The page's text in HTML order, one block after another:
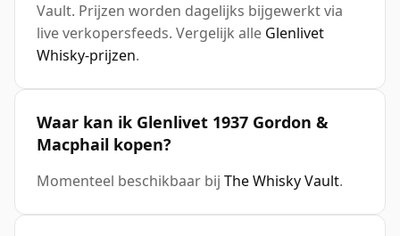
Vault. Prijzen worden dagelijks bijgewerkt via
live verkopersfeeds. Vergelijk alle Glenlivet
Whisky-prijzen.
Waar kan ik Glenlivet 1937 Gordon &
Macphail kopen?
Momenteel beschikbaar bij The Whisky Vault.